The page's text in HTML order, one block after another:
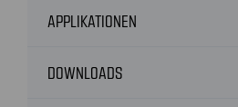
APPLIKATIONEN
DOWNLOADS